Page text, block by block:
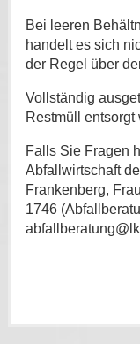
Bei leeren
handelt es sich
der Regel über
Vollständig
Restmüll entsorgt
Falls Sie Fragen
Abfallwirtschaft
Frankenberg,
1746